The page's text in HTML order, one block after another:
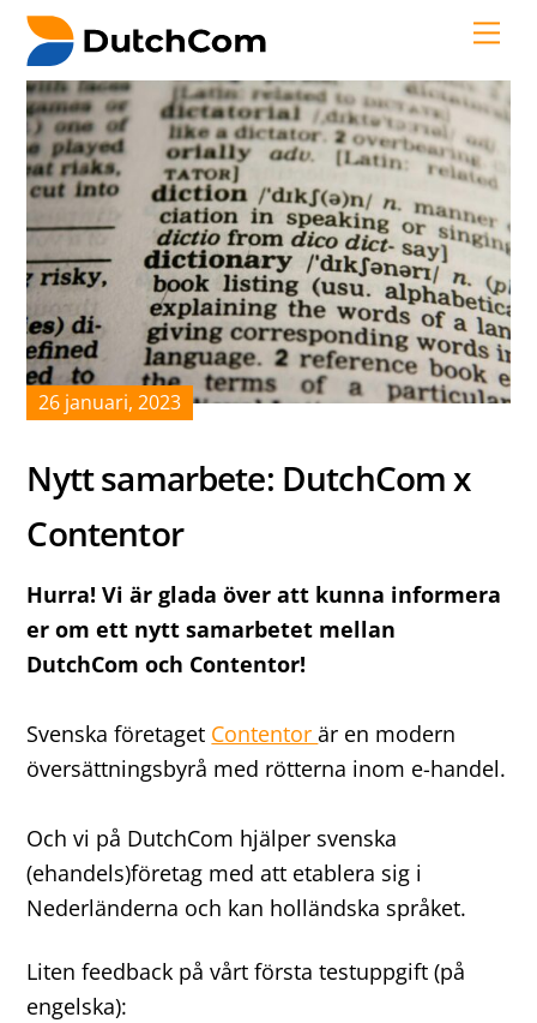
Skip
content
26 januari,2023
Nytt samarbete: DutchCom x
Contentor
Hurra! Vi är glada över att kunna informera
er om ett nytt samarbetet mellan
DutchCom och Contentor!
Svenska företaget Contentorär en modern
översättningsbyrå med rötterna inom e-handel.
Och vi på DutchCom hjälper svenska
(ehandels)företag med att etablera sig i
Nederländerna och kan holländska språket.
Liten feedback på vårt första testuppgift (på
engelska):